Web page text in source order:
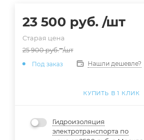
23 500 руб. /шт
Старая цена
25 900руб. /шт
Под заказ Нашли дешевле?
КУПИТЬ В 1 КЛИК
Гидроизоляция
электротранспорта по